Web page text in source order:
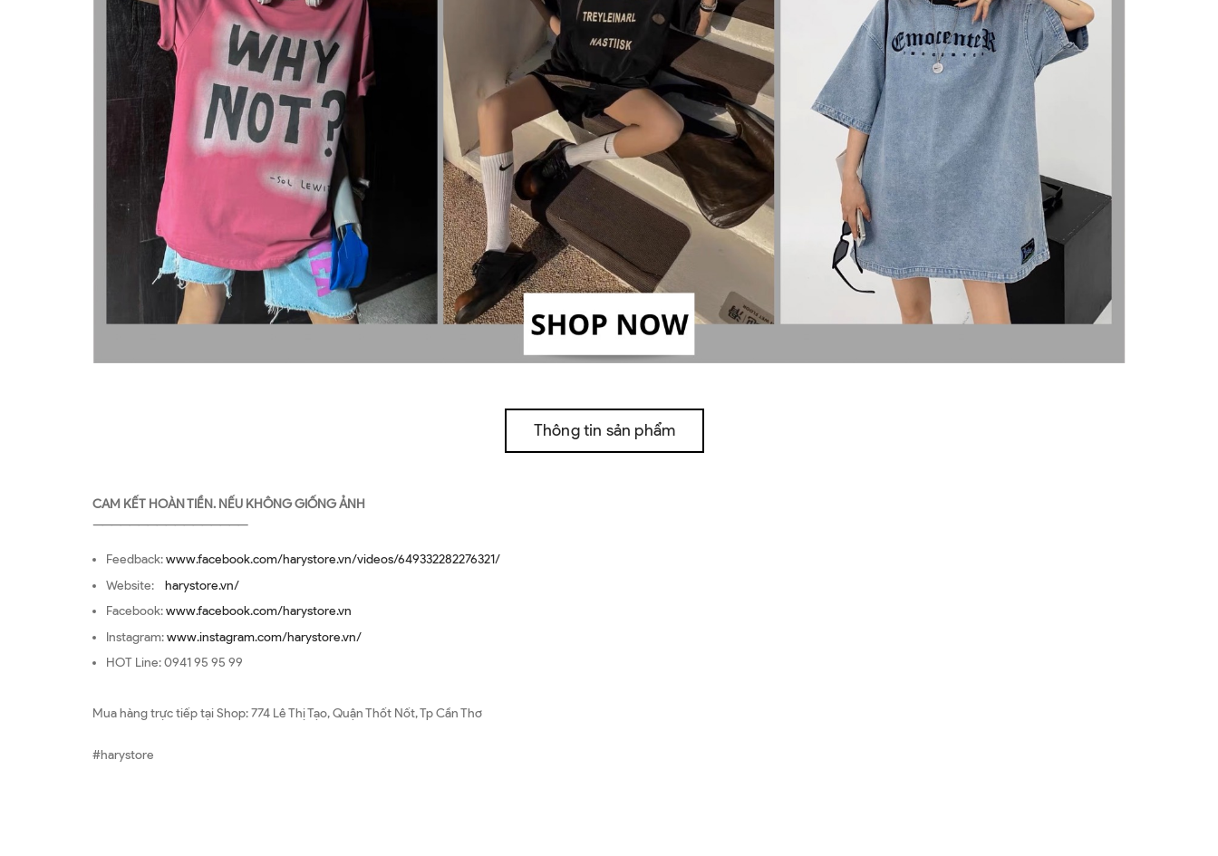
Thông tin sản phẩm
CAM KẾT HOÀN TIỀN. NẾU KHÔNG GIỐNG ẢNH
—————————————————
Feedback:www.facebook.com/harystore.vn/videos/649332282276321/
Website: harystore.vn/
Facebook:www.facebook.com/harystore.vn
Instagram:www.instagram.com/harystore.vn/
HOT Line: 0941 95 95 99
Mua hàng trực tiếp tại Shop: 774 Lê Thị Tạo, Quận Thốt Nốt, Tp Cần Thơ
#harystore